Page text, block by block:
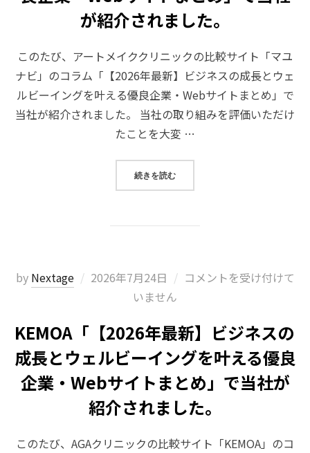
が紹介されました。
このたび、アートメイククリニックの比較サイト「マユ
ナビ」のコラム「【2026年最新】ビジネスの成長とウェ
ルビーイングを叶える優良企業・Webサイトまとめ」で
当社が紹介されました。 当社の取り組みを評価いただけ
たことを大変 …
続きを読む“マユナビ「【2026年最新】ビジ
by Nextage
投
2026年7月24日
コメントを受け付けて
いません
KEMOA「【2026年最新】ビジネスの
成長とウェルビーイングを叶える優良
企業・Webサイトまとめ」で当社が
紹介されました。
このたび、AGAクリニックの比較サイト「KEMOA」のコ